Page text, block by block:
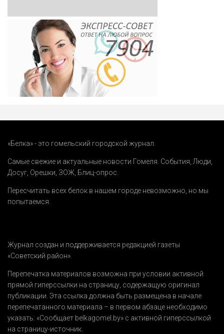
«Белка» - это гомельский городской журнал.
Самые свежие и актуальные новости Гомеля. События,Люди,
Досуг, Орешки, ЗОЖ, Блиц-опрос.
Пересчитать всех белок в нашем городе невозможно, но мы
попытаемся.
Журнал создан и поддерживается редакцией газеты
«Советский район».
Перепечатка материалов возможна при условии активной
прямой гиперссылки на страницу, содержащую оригинал
публикации. Эта ссылка должна быть размещена в начале
перепечатанного материала – в первом абзаце необходимо
указать: «Сообщает belkagomel.by» с активной гиперссылкой
на страницу-источник.